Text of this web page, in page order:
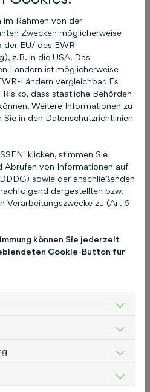
gemeinsam gelesen –
Mit den Schülern lesen
außerhalb des
Texte und üben
und das Sprechen in
der neue Lesestoff, der
der einzelnen Kinder
Was für eine tolle
Telefon: 0511 8550-
mbH &
7 30173 Hannover
Sie auch
im Rahmen von der
Zwecken möglicherweise
der EU/ des EWR
z.B. in die USA. Das
Ländern ist möglicherweise
Ländern vergleichbar. Es
dass staatliche Behörden
Weitere Informationen zu
in den Datenschutzrichtlinien
klicken, stimmen Sie
Abrufen von Informationen auf
sowie der anschließenden
dargestellten bzw.
Verarbeitungszwecke zu (Art 6
können Sie jederzeit
Cookie-Button für